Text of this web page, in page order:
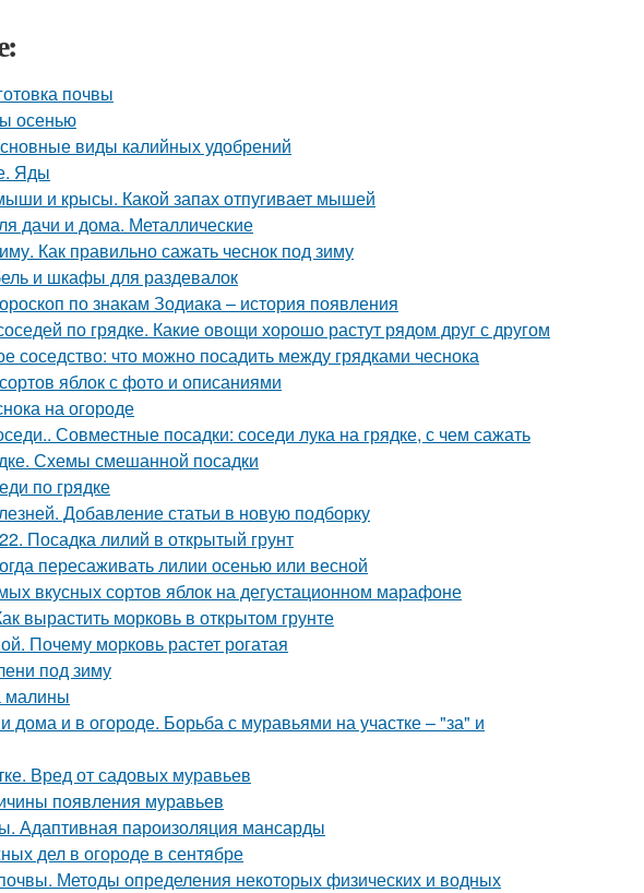
почвы
осенью
виды калийных удобрений
Яды
и крысы. Какой запах отпугивает мышей
дачи и дома. Металлические
Как правильно сажать чеснок под зиму
и шкафы для раздевалок
по знакам Зодиака – история появления
по грядке. Какие овощи хорошо растут рядом друг с другом
соседство: что можно посадить между грядками чеснока
яблок с фото и описаниями
на огороде
Совместные посадки: соседи лука на грядке, с чем сажать
Схемы смешанной посадки
по грядке
Добавление статьи в новую подборку
Посадка лилий в открытый грунт
пересаживать лилии осенью или весной
вкусных сортов яблок на дегустационном марафоне
вырастить морковь в открытом грунте
Почему морковь растет рогатая
под зиму
малины
и в огороде. Борьба с муравьями на участке – "за" и
Вред от садовых муравьев
появления муравьев
Адаптивная пароизоляция мансарды
дел в огороде в сентябре
Методы определения некоторых физических и водных